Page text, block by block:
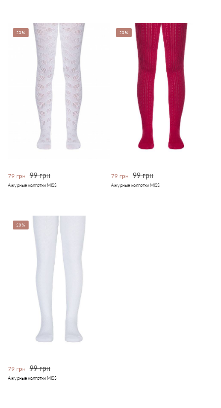
20%
79 грн 99 грн
Ажурные колготки MISS
20%
79 грн 99 грн
Ажурные колготки MISS
20%
79 грн 99 грн
Ажурные колготки MISS